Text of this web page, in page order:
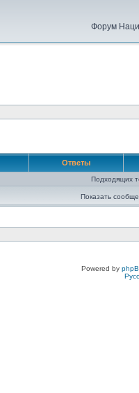
Форум
Ответы
Подходящих
Показать
Powered by